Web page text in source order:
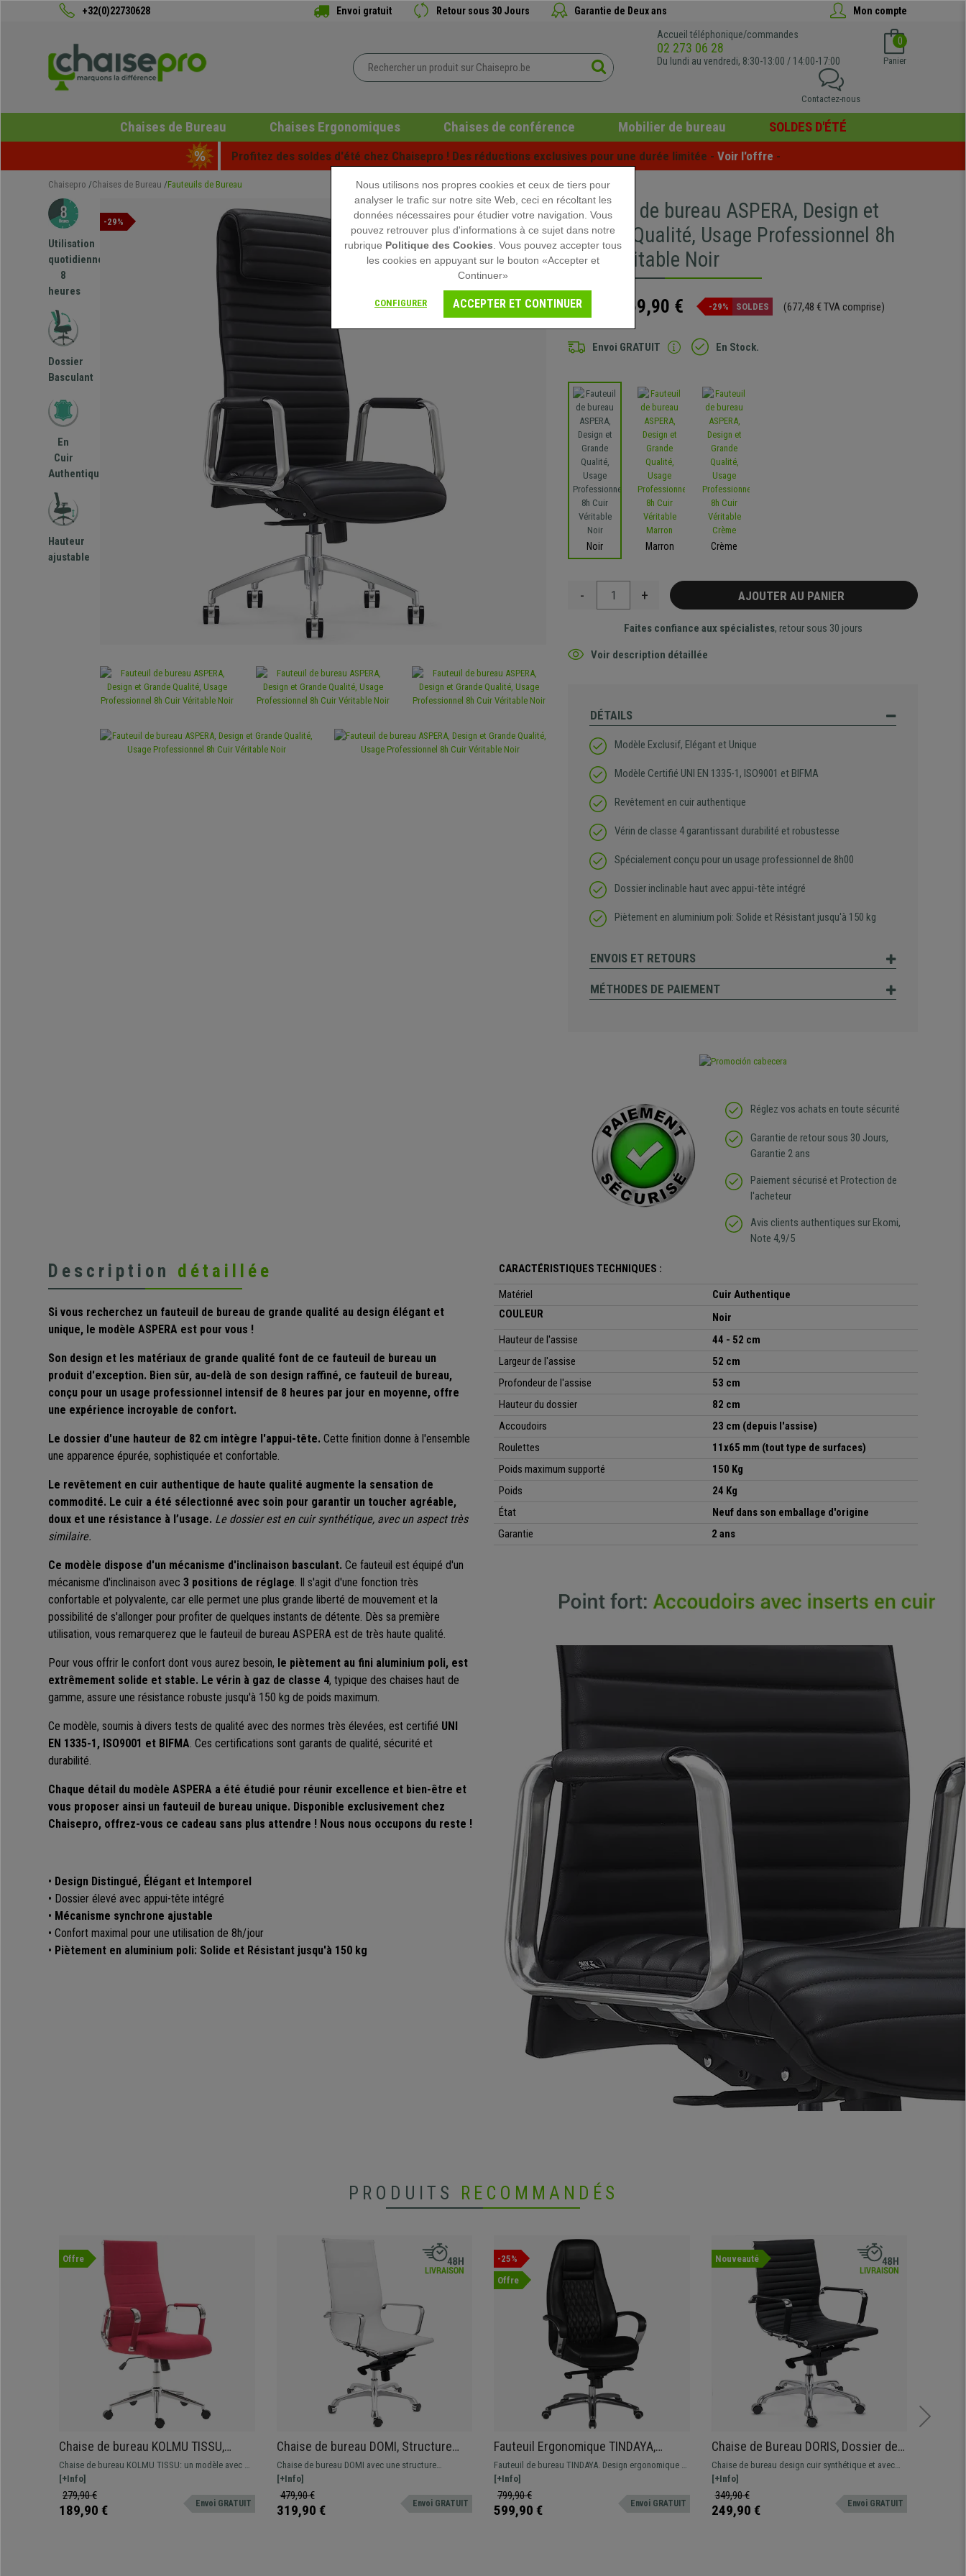
+32(0)22730628 Envoi gratuit Retour sous 30 Jours Garantie de Deux ans Mon compte
Accueil téléphonique/commandes
02 273 06 28
Du lundi au vendredi, 8:30-13:00 / 14:00-17:00
0
Panier
Contactez-nous
Chaises de Bureau Chaises Ergonomiques Chaises de conférence Mobilier de bureau SOLDES D'ÉTÉ
Profitez des soldes d'été chez Chaisepro ! Des réductions exclusives pour une durée limitée - Voir l'offre -
Chaisepro Chaises de Bureau Fauteuils de Bureau
Utilisation
quotidienne
8
heures
Dossier
Basculant
En
Cuir
Authentique
Hauteur
ajustable
-29%
Fauteuil de bureau ASPERA, Design et
Grande Qualité, Usage Professionnel 8h
Cuir Véritable Noir
789,90 € 559,90 € -29% SOLDES (677,48 € TVA comprise)
Envoi GRATUIT En Stock.
Noir Marron Crème
- + AJOUTER AU PANIER
Faites confiance aux spécialistes, retour sous 30 jours
Voir description détaillée
DÉTAILS
Modèle Exclusif, Elégant et Unique
Modèle Certifié UNI EN 1335-1, ISO9001 et BIFMA
Revêtement en cuir authentique
Vérin de classe 4 garantissant durabilité et robustesse
Spécialement conçu pour un usage professionnel de 8h00
Dossier inclinable haut avec appui-tête intégré
Piètement en aluminium poli: Solide et Résistant jusqu'à 150 kg
ENVOIS ET RETOURS
MÉTHODES DE PAIEMENT
Réglez vos achats en toute sécurité
Garantie de retour sous 30 Jours,
Garantie 2 ans
Paiement sécurisé et Protection de
l'acheteur
Avis clients authentiques sur Ekomi,
Note 4,9/5
Description détaillée
Si vous recherchez un fauteuil de bureau de grande qualité au design élégant et
unique, le modèle ASPERA est pour vous !
Son design et les matériaux de grande qualité font de ce fauteuil de bureau un
produit d'exception. Bien sûr, au-delà de son design raffiné, ce fauteuil de bureau,
conçu pour un usage professionnel intensif de 8 heures par jour en moyenne, offre
une expérience incroyable de confort.
Le dossier d'une hauteur de 82 cm intègre l'appui-tête. Cette finition donne à l'ensemble
une apparence épurée, sophistiquée et confortable.
Le revêtement en cuir authentique de haute qualité augmente la sensation de
commodité. Le cuir a été sélectionné avec soin pour garantir un toucher agréable,
doux et une résistance à l’usage. Le dossier est en cuir synthétique, avec un aspect très
similaire.
Ce modèle dispose d'un mécanisme d'inclinaison basculant. Ce fauteuil est équipé d'un
mécanisme d'inclinaison avec 3 positions de réglage. Il s'agit d'une fonction très
confortable et polyvalente, car elle permet une plus grande liberté de mouvement et la
possibilité de s'allonger pour profiter de quelques instants de détente. Dès sa première
utilisation, vous remarquerez que le fauteuil de bureau ASPERA est de très haute qualité.
Pour vous offrir le confort dont vous aurez besoin, le piètement au fini aluminium poli, est
extrêmement solide et stable. Le vérin à gaz de classe 4, typique des chaises haut de
gamme, assure une résistance robuste jusqu'à 150 kg de poids maximum.
Ce modèle, soumis à divers tests de qualité avec des normes très élevées, est certifié UNI
EN 1335-1, ISO9001 et BIFMA. Ces certifications sont garants de qualité, sécurité et
durabilité.
Chaque détail du modèle ASPERA a été étudié pour réunir excellence et bien-être et
vous proposer ainsi un fauteuil de bureau unique. Disponible exclusivement chez
Chaisepro, offrez-vous ce cadeau sans plus attendre ! Nous nous occupons du reste !
• Design Distingué, Élégant et Intemporel
• Dossier élevé avec appui-tête intégré
• Mécanisme synchrone ajustable
• Confort maximal pour une utilisation de 8h/jour
• Piètement en aluminium poli: Solide et Résistant jusqu'à 150 kg
CARACTÉRISTIQUES TECHNIQUES :
Matériel
Cuir Authentique
COULEUR
Noir
Hauteur de l'assise
44 - 52 cm
Largeur de l'assise
52 cm
Profondeur de l'assise
53 cm
Hauteur du dossier
82 cm
Accoudoirs
23 cm (depuis l'assise)
Roulettes
11x65 mm (tout type de surfaces)
Poids maximum supporté
150 Kg
Poids
24 Kg
État
Neuf dans son emballage d'origine
Garantie
2 ans
PRODUITS RECOMMANDÉS
Offre
Chaise de bureau KOLMU TISSU,
Piétement métallique, Design avec
des coutures élégantes, Rouge
Chaise de bureau KOLMU TISSU: un modèle avec un
design original qui associe confort et matériaux de
grande qualité.
[+Info]
279,90 €
189,90 € Envoi GRATUIT
Chaise de bureau DOMI, Structure
Métallique Chromée, Design élégant,
En Maille, Blanc
Chaise de bureau DOMI avec une structure
Métallique Chromée. Mécanisme basculant avec
réglage sur 4 positions
[+Info]
479,90 €
319,90 € Envoi GRATUIT
-25%
Offre
Fauteuil Ergonomique TINDAYA,
Design Exclusif, Revêtement, en Cuir
authentique, Noir
Fauteuil de bureau TINDAYA. Design ergonomique et
très élégant avec des coutures apparentes.
Fabriqué avec des matériaux de première qualité et
revêtement en cuir véritable.
[+Info]
799,90 €
599,90 € Envoi GRATUIT
Nouveauté
Chaise de Bureau DORIS, Dossier de
Taille Intermédiaire, Structure
Métallique Chromée, Noir
Chaise de bureau design cuir synthétique et avec
une structure métallique chromée. Mécanisme
basculant sur 4 positions
[+Info]
349,90 €
249,90 € Envoi GRATUIT
Nous utilisons nos propres cookies et ceux de tiers pour
analyser le trafic sur notre site Web, ceci en récoltant les
données nécessaires pour étudier votre navigation. Vous
pouvez retrouver plus d'informations à ce sujet dans notre
rubrique Politique des Cookies . Vous pouvez accepter tous
les cookies en appuyant sur le bouton «Accepter et
Continuer»
CONFIGURER ACCEPTER ET CONTINUER